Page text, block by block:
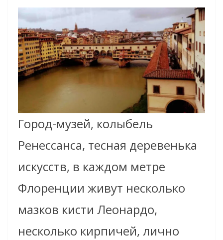
Город-музей, колыбель
Ренессанса, тесная деревенька
искусств, в каждом метре
Флоренции живут несколько
мазков кисти Леонардо,
несколько кирпичей, лично